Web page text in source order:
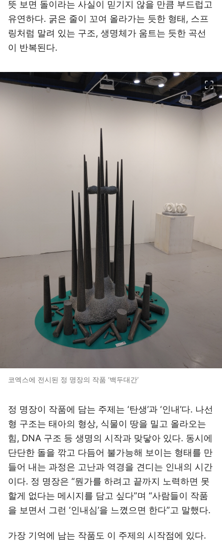
뜻 보면 돌이라는 사실이 믿기지 않을 만큼 부드럽고
유연하다. 굵은 줄이 꼬여 올라가는 듯한 형태, 스프
링처럼 말려 있는 구조, 생명체가 움트는 듯한 곡선
이 반복된다.
코엑스에 전시된 정 명장의 작품 ‘백두대간’
정 명장이 작품에 담는 주제는 ‘탄생’과 ‘인내’다. 나선
형 구조는 태아의 형상, 식물이 땅을 밀고 올라오는
힘, DNA 구조 등 생명의 시작과 맞닿아 있다. 동시에
단단한 돌을 깎고 다듬어 불가능해 보이는 형태를 만
들어 내는 과정은 고난과 역경을 견디는 인내의 시간
이다. 정 명장은 “뭔가를 하려고 끝까지 노력하면 못
할게 없다는 메시지를 담고 싶다”며 “사람들이 작품
을 보면서 그런 ‘인내심’을 느꼈으면 한다”고 말했다.
가장 기억에 남는 작품도 이 주제의 시작점에 있다.